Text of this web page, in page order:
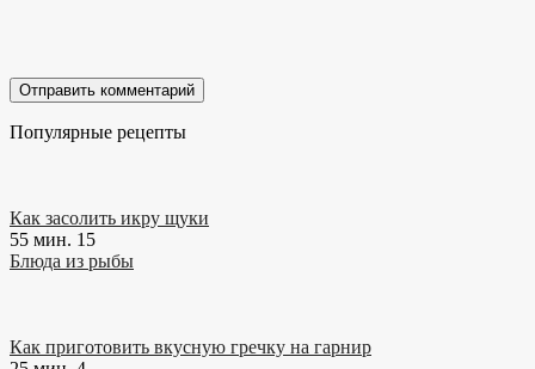
Популярные рецепты
Как засолить икру щуки
55 мин. 15
Блюда из рыбы
Как приготовить вкусную гречку на гарнир